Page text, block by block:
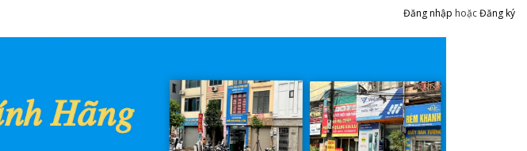
Đăng nhập hoặcĐăng ký